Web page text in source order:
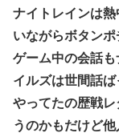
ナイトレインは
いながらボタン
ゲーム中の会話
イルズは世間話ば
やってたの歴戦
うのかもだけど